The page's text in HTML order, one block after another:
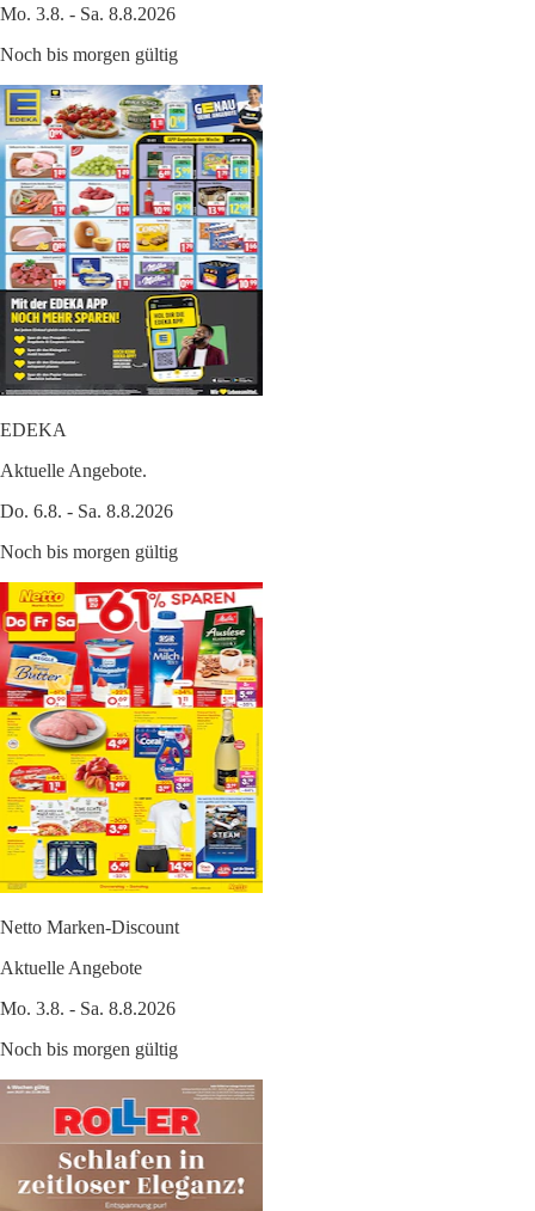
Mo. 3.8. - Sa. 8.8.2026
Noch bis morgen gültig
EDEKA
Aktuelle Angebote.
Do. 6.8. - Sa. 8.8.2026
Noch bis morgen gültig
Netto Marken-Discount
Aktuelle Angebote
Mo. 3.8. - Sa. 8.8.2026
Noch bis morgen gültig